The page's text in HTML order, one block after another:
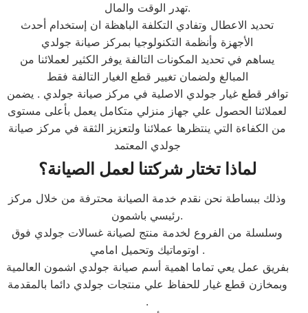
تهدر الوقت والمال.
تحديد الاعطال وتفادي التكلفة الباهظة ان إستخدام أحدث
الأجهزة وأنظمة التكنولوجيا بمركز صيانة جولدي
يساهم في تحديد المكونات التالفة يوفر الكثير لعملائنا من
المبالغ ولضمان تغيير قطع الغيار التالفة فقط
توافر قطع غيار جولدي الاصلية في مركز صيانة جولدي . يضمن
لعملائنا الحصول علي جهاز منزلي متكامل يعمل بأعلى مستوى
من الكفاءة التي ينتظرها عملائنا ولتعزيز الثقة في مركز صيانة
جولدي المعتمد
لماذا تختار شركتنا لعمل الصيانة؟
وذلك ببساطة نحن نقدم خدمة الصيانة محترفة من خلال مركز
رئيسي باشمون.
وسلسلة من الفروع لخدمة منتج لصيانة غسالات جولدي فوق
اوتوماتيك وتحميل امامي .
بفريق عمل يعي تماما اهمية أسم صيانة جولدي اشمون العالمية
وبمخازن قطع غيار للحفاظ علي منتجات جولدي دائما بالمقدمة
.